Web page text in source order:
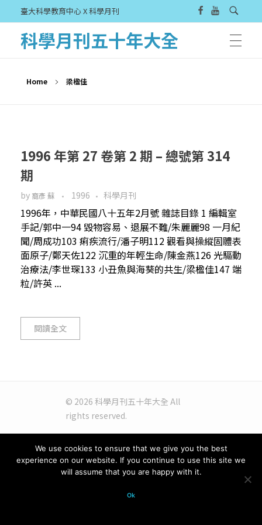
臺大科學教育中心 X 科學月刊
科學月刊五十年大全
Home 梁楹佳
1996 年第 27 卷第 2 期 – 總號第 314
期
by 裔彥 蘇 1996 科學月刊
1996年，中華民國八十五年2月號 雜誌目錄 1 編輯室
手記/郭中一94 毀物容易、退展不難/朱麗麗98 一月紀
聞/周成功103 痢疾流行/潘子明112 觀看與操縱固體表
面原子/鄭天佐122 沉重的年輕生命/陳金燕126 光驅動
治療法/李世琛133 小丑魚與海葵的共生/梁楹佳147 端
粒/許英 ...
閱讀全文
© 2026 科學月刊五十年大全 All
rights reserved.
We use cookies to ensure that we give you the best
experience on our website. If you continue to use this site we
will assume that you are happy with it.
Ok